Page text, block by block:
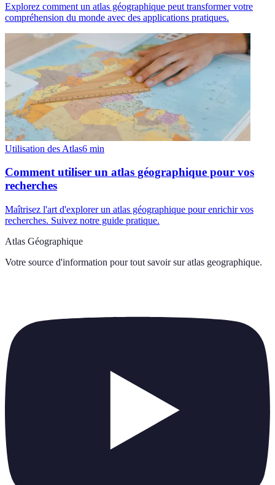
Explorez comment un atlas géographique peut transformer votre
compréhension du monde avec des applications pratiques.
Utilisation des Atlas6 min
Comment utiliser un atlas géographique pour vos
recherches
Maîtrisez l'art d'explorer un atlas géographique pour enrichir vos
recherches. Suivez notre guide pratique.
Atlas Géographique
Votre source d'information pour tout savoir sur atlas geographique.